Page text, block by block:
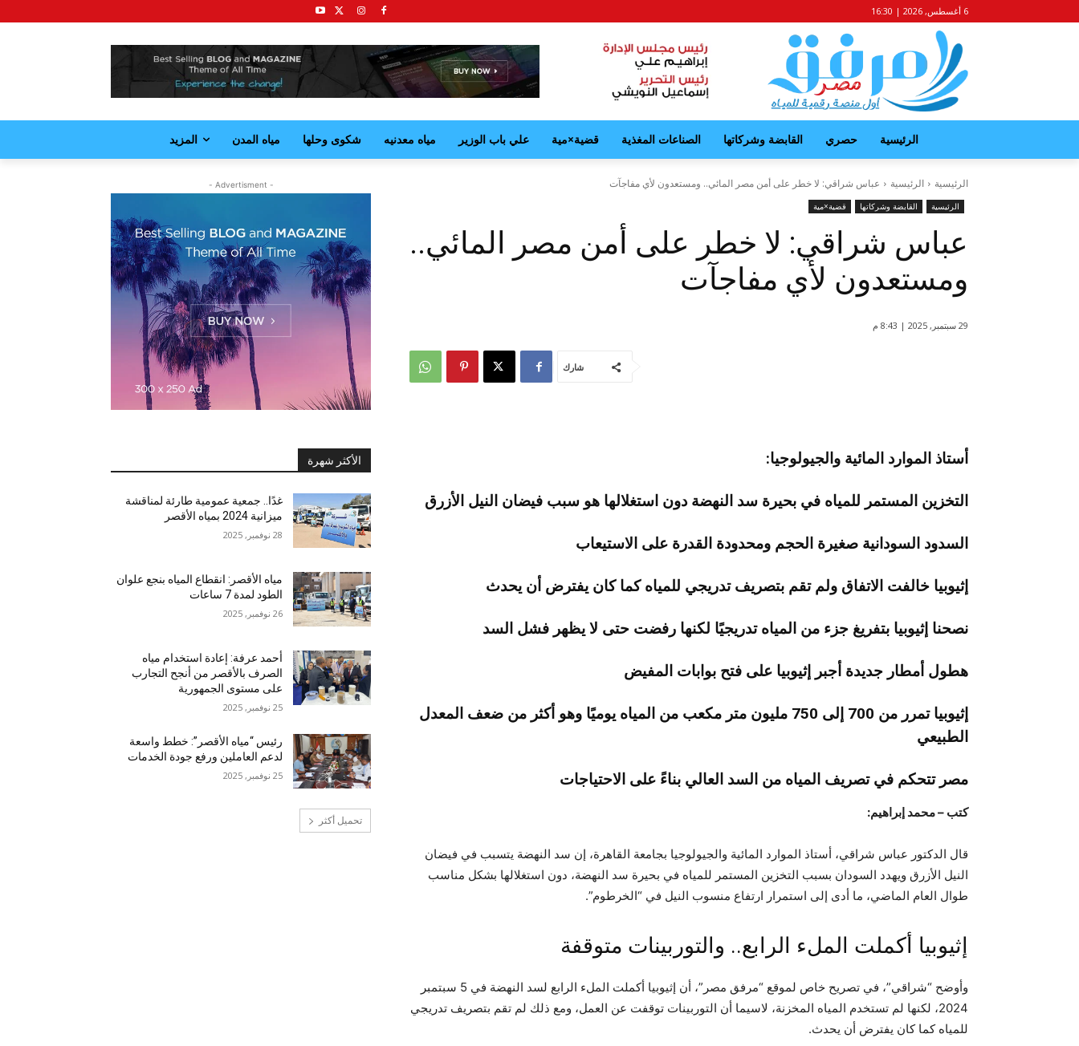
6 أغسطس, 2026 | 16:30
الرئيسية حصري القابضة وشركاتها الصناعات المغذية قضية×مية علي باب الوزير مياه معدنيه شكوى وحلها مياه المدن المزيد
الرئيسية الرئيسية عباس شراقي: لا خطر على أمن مصر المائي.. ومستعدون لأي مفاجآت
الرئيسية القابضة وشركاتها قضية×مية
عباس شراقي: لا خطر على أمن مصر المائي..
ومستعدون لأي مفاجآت
29 سبتمبر, 2025 | 8:43 م
شارك
أستاذ الموارد المائية والجيولوجيا:
التخزين المستمر للمياه في بحيرة سد النهضة دون استغلالها هو سبب فيضان النيل الأزرق
السدود السودانية صغيرة الحجم ومحدودة القدرة على الاستيعاب
إثيوبيا خالفت الاتفاق ولم تقم بتصريف تدريجي للمياه كما كان يفترض أن يحدث
نصحنا إثيوبيا بتفريغ جزء من المياه تدريجيًا لكنها رفضت حتى لا يظهر فشل السد
هطول أمطار جديدة أجبر إثيوبيا على فتح بوابات المفيض
إثيوبيا تمرر من 700 إلى 750 مليون متر مكعب من المياه يوميًا وهو أكثر من ضعف المعدل
الطبيعي
مصر تتحكم في تصريف المياه من السد العالي بناءً على الاحتياجات
كتب – محمد إبراهيم:
قال الدكتور عباس شراقي، أستاذ الموارد المائية والجيولوجيا بجامعة القاهرة، إن سد النهضة يتسبب في فيضان
النيل الأزرق ويهدد السودان بسبب التخزين المستمر للمياه في بحيرة سد النهضة، دون استغلالها بشكل مناسب
طوال العام الماضي، ما أدى إلى استمرار ارتفاع منسوب النيل في “الخرطوم”.
إثيوبيا أكملت الملء الرابع.. والتوربينات متوقفة
وأوضح “شراقي”، في تصريح خاص لموقع “مرفق مصر”، أن إثيوبيا أكملت الملء الرابع لسد النهضة في 5 سبتمبر
2024، لكنها لم تستخدم المياه المخزنة، لاسيما أن التوربينات توقفت عن العمل، ومع ذلك لم تقم بتصريف تدريجي
للمياه كما كان يفترض أن يحدث.
- Advertisment -
الأكثر شهرة
غدًا.. جمعية عمومية طارئة لمناقشة
ميزانية 2024 بمياه الأقصر
28 نوفمبر, 2025
مياه الأقصر: انقطاع المياه بنجع علوان
الطود لمدة 7 ساعات
26 نوفمبر, 2025
أحمد عرفة: إعادة استخدام مياه
الصرف بالأقصر من أنجح التجارب
على مستوى الجمهورية
25 نوفمبر, 2025
رئيس “مياه الأقصر”: خطط واسعة
لدعم العاملين ورفع جودة الخدمات
25 نوفمبر, 2025
تحميل أكثر